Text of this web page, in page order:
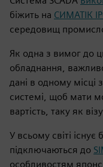
біжить на СИМАТІК
середовищ
Як одна з вимог до
обладнання,
дані в одному місці
системі, щоб мати
вартість, таку як
У всьому світі існує
підключаються до
особливостям